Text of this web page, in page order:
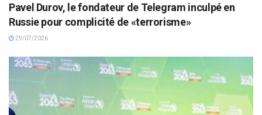
Pavel Durov, le fondateur de Telegram inculpé en
Russie pour complicité de «terrorisme»
29/07/2026